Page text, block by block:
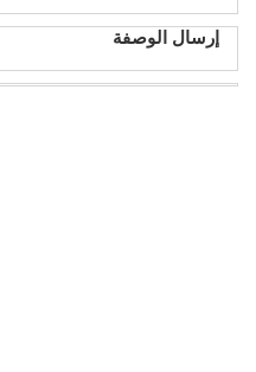
إرسال الوصفة